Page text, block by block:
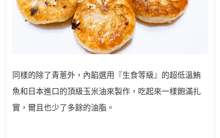
同樣的除了青蔥外，內餡選用『生食等級』的超低溫鮪
魚和日本進口的頂級玉米油來製作，吃起來一樣飽滿扎
實， 爾且也少了多餘的油脂。